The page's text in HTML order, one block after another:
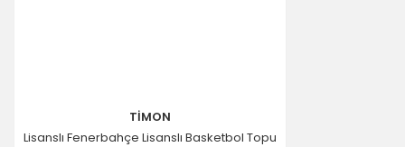
TİMON
Lisanslı Fenerbahçe Lisanslı Basketbol Topu